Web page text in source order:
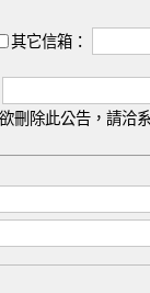
其它信箱：
刪除此公告，請洽